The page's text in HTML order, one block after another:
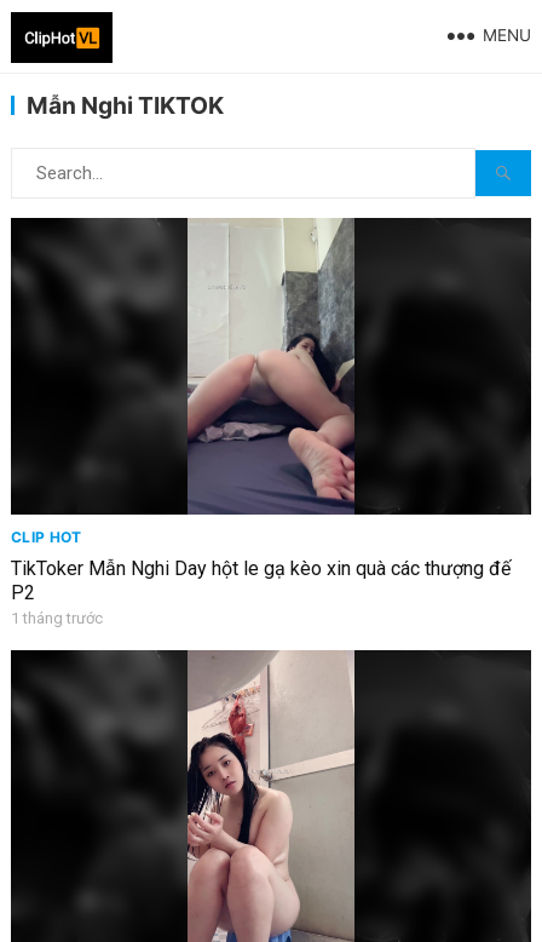
MENU
Mẫn Nghi TIKTOK
CLIP HOT
TikToker Mẫn Nghi Day hột le gạ kèo xin quà các thượng đế
P2
1 tháng trước